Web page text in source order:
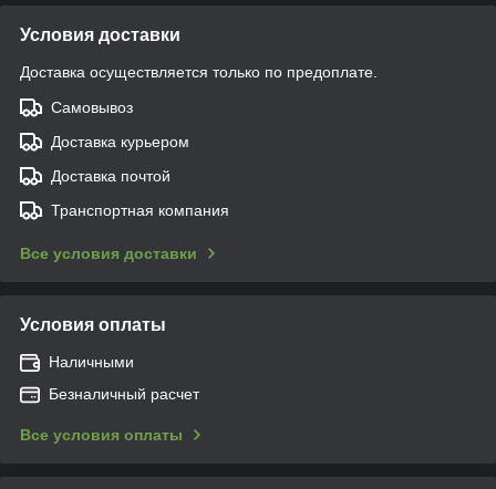
Условия доставки
Доставка осуществляется только по предоплате.
Самовывоз
Доставка курьером
Доставка почтой
Транспортная компания
Все условия доставки
Условия оплаты
Наличными
Безналичный расчет
Все условия оплаты